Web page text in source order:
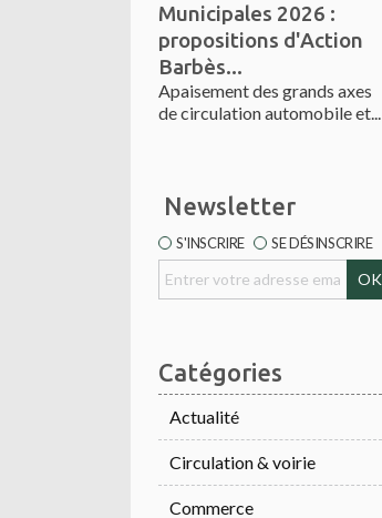
Municipales 2026 :
propositions d'Action
Barbès...
Apaisement des grands axes
de circulation automobile et...
Newsletter
S'INSCRIRE SE DÉSINSCRIRE
Catégories
Actualité
Circulation & voirie
Commerce